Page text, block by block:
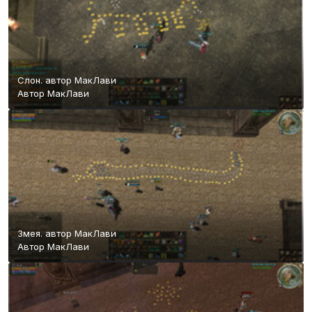
Слон. автор МакЛави
Автор МакЛави
Змея. автор МакЛави
Автор МакЛави